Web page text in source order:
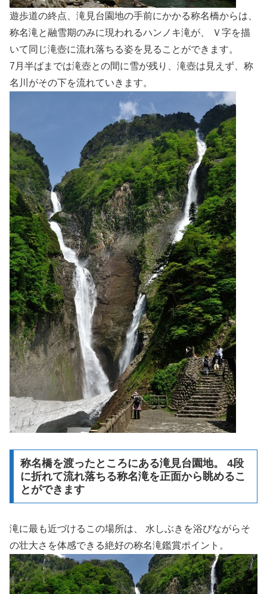
遊歩道の終点、滝見台園地の手前にかかる称名橋からは、
称名滝と融雪期のみに現われるハンノキ滝が、 Ｖ字を描
いて同じ滝壺に流れ落ちる姿を見ることができます。
7月半ばまでは滝壺との間に雪が残り、滝壺は見えず、称
名川がその下を流れていきます。
称名橋を渡ったところにある滝見台園地。 4段
に折れて流れ落ちる称名滝を正面から眺めるこ
とができます
滝に最も近づけるこの場所は、 水しぶきを浴びながらそ
の壮大さを体感できる絶好の称名滝鑑賞ポイント。